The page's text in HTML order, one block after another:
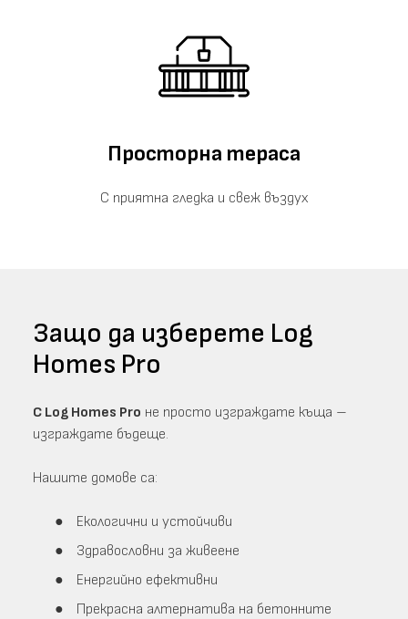
Просторна тераса
С приятна гледка и свеж въздух
Защо да изберете Log
Homes Pro
С Log Homes Pro не просто изграждате къща –
изграждате бъдеще.
Нашите домове са:
Екологични и устойчиви
Здравословни за живеене
Енергийно ефективни
Прекрасна алтернатива на бетонните